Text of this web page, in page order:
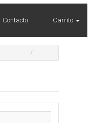
Contacto Carrito